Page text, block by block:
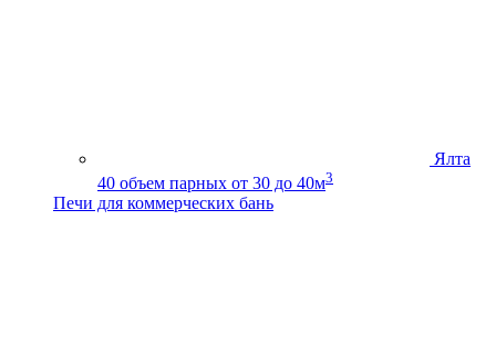
Ялта
40 объем парных от 30 до 40м3
Печи для коммерческих бань